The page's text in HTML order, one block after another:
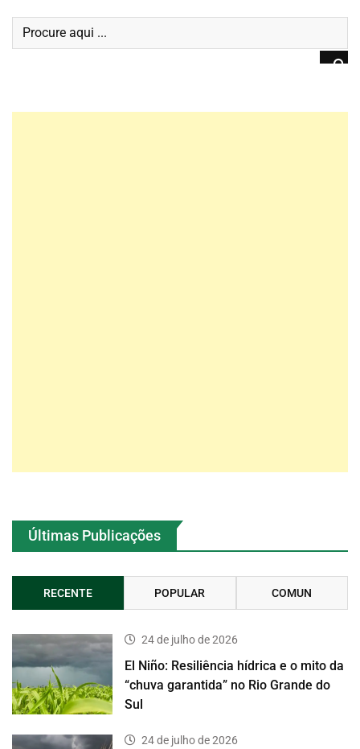
Últimas Publicações
RECENTE POPULAR COMUN
24 de julho de 2026
El Niño: Resiliência hídrica e o mito da
“chuva garantida” no Rio Grande do
Sul
24 de julho de 2026